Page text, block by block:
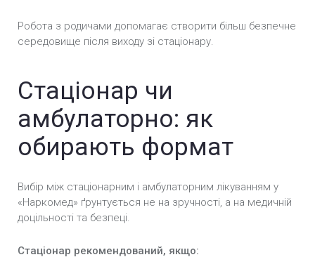
Робота з родичами допомагає створити більш безпечне
середовище після виходу зі стаціонару.
Стаціонар чи
амбулаторно: як
обирають формат
Вибір між стаціонарним і амбулаторним лікуванням у
«Наркомед» ґрунтується не на зручності, а на медичній
доцільності та безпеці.
Стаціонар рекомендований, якщо: